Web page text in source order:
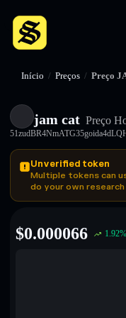
Início / Preços / Preço
jam cat Preço
Unverified token
Multiple tokens can
do your own
$0.000066 1.92%